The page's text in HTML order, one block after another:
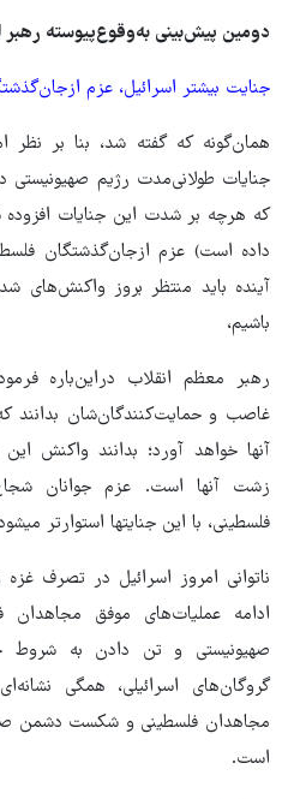
دومین پیش‌بینی به‌وقوع‌پیوسته رهبر
جنایت بیشتر اسرائیل، عزم
همان‌گونه که گفته شد، بنا بر نظر
جنایات طولانی‌مدت رژیم
که هرچه بر شدت این جنایات
داده است) عزم ازجان‌گذشتگان
آینده باید منتظر بروز واکنش‌های
باشیم،
رهبر معظم انقلاب دراین‌باره
غاصب و حمایت‌کنندگان‌شان بدانند
آنها خواهد آورد؛ بدانند واکنش
زشت آنها است. عزم جوانان
فلسطینی، با این جنایتها استوارتر
ناتوانی امروز اسرائیل در تصرف
ادامه عملیات‌های موفق
صهیونیستی و تن دادن به شروط
گروگان‌های اسرائیلی، همگی
مجاهدان فلسطینی و شکست دشمن
است.